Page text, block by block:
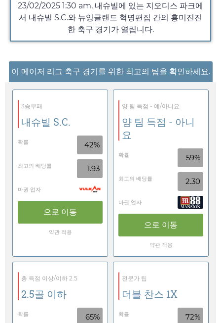
23/02/2025 1:30 am, 내슈빌에 있는 지오디스 파크에
서 내슈빌 S.C.와 뉴잉글랜드 혁명편집 간의 흥미진진
한 축구 경기가 열립니다.
이 메이저 리그 축구 경기를 위한 최고의 팁을 확인하세요.
3승무패
내슈빌 S.C.
확률 42%
최고의 배당률 1.93
마권 업자
으로 이동
약관 적용
양 팀 득점 - 예/아니요
양 팀 득점 - 아니
요
확률 59%
최고의 배당률 2.30
마권 업자
으로 이동
약관 적용
총 득점 이상/이하 2.5
2.5골 이하
확률 65%
전문가 팁
더블 찬스 1X
확률 72%